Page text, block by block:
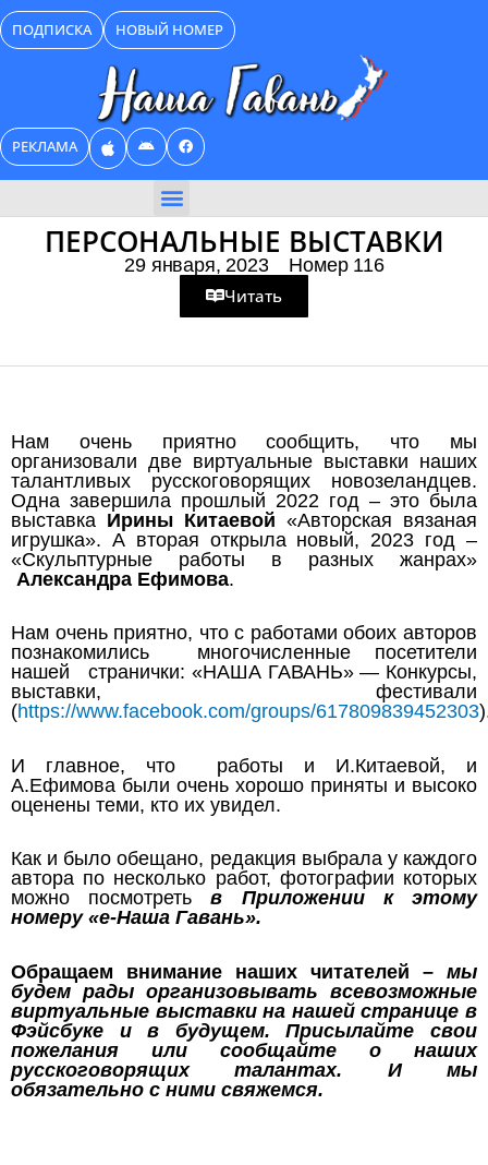
Перейти
к
содержимому
ПОДПИСКА НОВЫЙ НОМЕР
РЕКЛАМА
ПЕРСОНАЛЬНЫЕ ВЫСТАВКИ
29 января, 2023
Номер 116
Читать
Нам очень приятно сообщить, что мы
организовали две виртуальные выставки наших
талантливых русскоговорящих новозеландцев.
Одна завершила прошлый 2022 год – это была
выставка Ирины Китаевой «Авторская вязаная
игрушка». А вторая открыла новый, 2023 год –
«Скульптурные работы в разных жанрах»
Александра Ефимова.
Нам очень приятно, что с работами обоих авторов
познакомились многочисленные посетители
нашей странички: «НАША ГАВАНЬ» — Конкурсы,
выставки, фестивали
(https://www.facebook.com/groups/617809839452303
И главное, что работы и И.Китаевой, и
А.Ефимова были очень хорошо приняты и высоко
оценены теми, кто их увидел.
Как и было обещано, редакция выбрала у каждого
автора по несколько работ, фотографии которых
можно посмотретьв Приложении к этому
номеру «е-Наша Гавань».
Обращаем внимание наших читателей – мы
будем рады организовывать всевозможные
виртуальные выставки на нашей странице в
Фэйсбуке и в будущем. Присылайте свои
пожелания или сообщайте о наших
русскоговорящих талантах. И мы
обязательно с ними свяжемся.